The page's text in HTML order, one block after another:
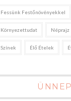
Fessünk Festőnövényekkel
Környezettudat Néprajz
Színek Élő Ételek